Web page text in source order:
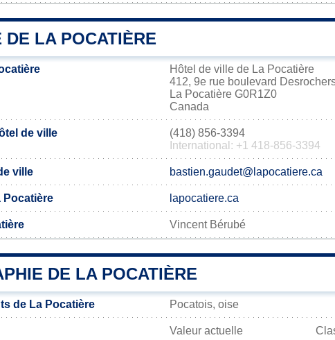
DE LA POCATIÈRE
Hôtel de ville de La Pocatière
412, 9e rue boulevard
La Pocatière G0R1Z0
Canada
de ville
(418) 856-3394
International: +1 418-856-3394
ville bastien.gaudet@lapocatiere.ca
Pocatière lapocatiere.ca
Vincent Bérubé
DE LA POCATIÈRE
de La Pocatière Pocatois, oise
Valeur actuelle